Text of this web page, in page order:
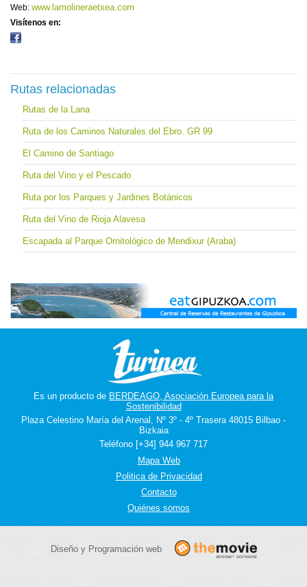
Web: www.lamolineraetxea.com
Visítenos en:
Rutas relacionadas
Rutas de la Lana
Ruta de los Caminos Naturales del Ebro. GR 99
El Camino de Santiago
Ruta del Vino y el Pescado
Ruta por los Parques y Jardines Botánicos
Ruta del Vino de Rioja Alavesa
Escapada al Parque Ornitológico de Mendixur (Araba)
Es un producto de BERDEAGO, Asociación Europea para la
Sostenibilidad
Plaza Celestino María del Arenal, Nº 3º - 4º Trasera 48015 Bilbao -
Bizkaia
Teléfono [+34] 944 967 717
Mapa Web
Politica de Privacidad
Contacto
Quiénes somos
Diseño y Programación web